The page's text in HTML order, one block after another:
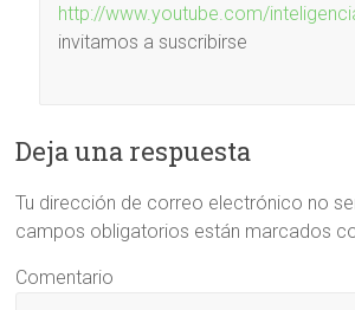
http://www.youtube.com/
invitamos a suscribirse
Deja una respuesta
Tu dirección de correo electrónico no
campos obligatorios están marcados
Comentario